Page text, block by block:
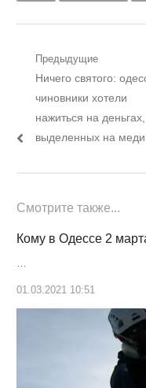
Навигация
по
записям
Предыдущие
Предыдущий
пост:
Ничего святого:
чиновники хотели
нажиться на деньгах,
выделенных на
Смотрите также...
Кому в Одессе 2
…
01.03.2021 10:51